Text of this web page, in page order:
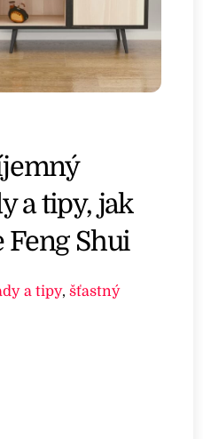
a tipy, jak
Feng Shui
a tipy,šťastný